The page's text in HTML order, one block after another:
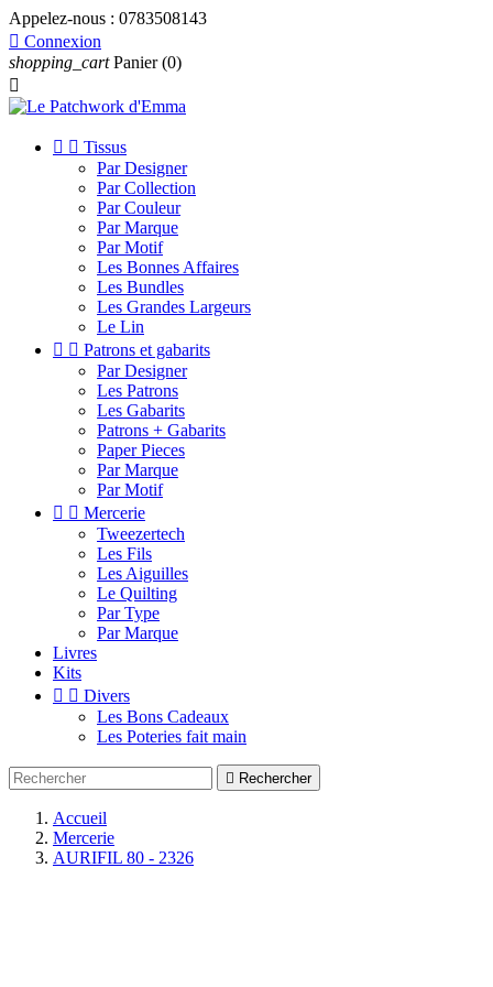
Appelez-nous : 0783508143
 Connexion
shopping_cart Panier (0)

  Tissus
Par Designer
Par Collection
Par Couleur
Par Marque
Par Motif
Les Bonnes Affaires
Les Bundles
Les Grandes Largeurs
Le Lin
  Patrons et gabarits
Par Designer
Les Patrons
Les Gabarits
Patrons + Gabarits
Paper Pieces
Par Marque
Par Motif
  Mercerie
Tweezertech
Les Fils
Les Aiguilles
Le Quilting
Par Type
Par Marque
Livres
Kits
  Divers
Les Bons Cadeaux
Les Poteries fait main
 Rechercher
Accueil
Mercerie
AURIFIL 80 - 2326